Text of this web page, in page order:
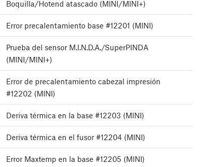
Boquilla/Hotend atascado (MINI/MINI+)
Error precalentamiento base #12201 (MINI)
Prueba del sensor M.I.N.D.A./SuperPINDA
(MINI/MINI+)
Error de precalentamiento cabezal impresión
#12202 (MINI)
Deriva térmica en la base #12203 (MINI)
Deriva térmica en el fusor #12204 (MINI)
Error Maxtemp en la base #12205 (MINI)